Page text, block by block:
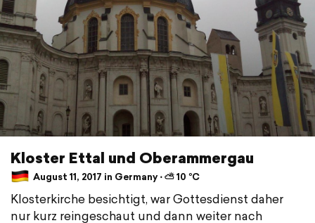
Kloster Ettal und Oberammergau
August 11, 2017 in Germany ⋅ ⛅ 10 °C
Klosterkirche besichtigt, war Gottesdienst daher
nur kurz reingeschaut und dann weiter nach